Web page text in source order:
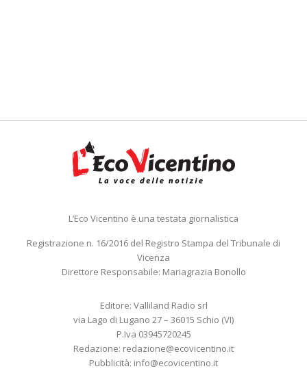
L’Eco Vicentino è una testata giornalistica
Registrazione n. 16/2016 del Registro Stampa del Tribunale di
Vicenza
Direttore Responsabile: Mariagrazia Bonollo
Editore: Valliland Radio srl
via Lago di Lugano 27 – 36015 Schio (VI)
P.Iva 03945720245
Redazione: redazione@ecovicentino.it
Pubblicità: info@ecovicentino.it